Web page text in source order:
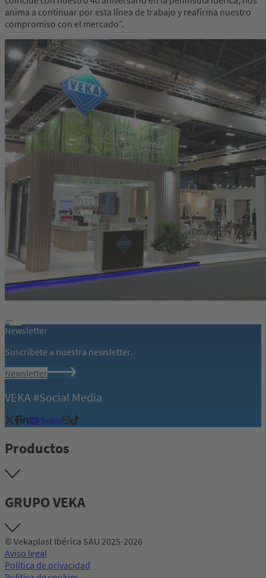
anima a continuar por esta línea de trabajo y reafirma nuestro
compromiso con el mercado”.
Newsletter
Suscríbete a nuestra newsletter.
Newsletter
VEKA #Social Media
Productos
GRUPO VEKA
© Vekaplast Ibérica SAU 2025-2026
Aviso legal
Política de privacidad